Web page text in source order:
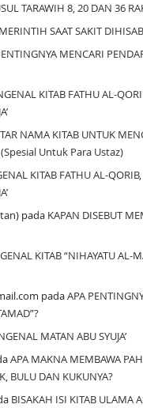
TARAWIH 8, 20 DAN 36
MERINTIH SAAT SAKIT DIHISAB
MENCARI
KITAB FATHU AL-
NAMA KITAB UNTUK
Untuk Para Ustaz)
KITAB FATHU AL-QORIB,
pada KAPAN DISEBUT
KITAB “NIHAYATU AL-
padaAPA
MATAN ABU SYUJA’
APA MAKNA MEMBAWA
BULU DAN KUKUNYA?
BISAKAH ISI KITAB ULAMA